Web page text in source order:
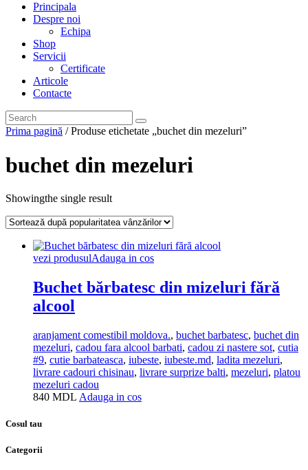
Principala
Despre noi
Echipa
Shop
Servicii
Certificate
Articole
Contacte
Prima pagină / Produse etichetate „buchet din mezeluri”
buchet din mezeluri
Showingthe single result
vezi produsulAdauga in cos
Buchet bărbatesc din mizeluri fără
alcool
aranjament comestibil moldova., buchet barbatesc, buchet din
mezeluri, cadou fara alcool barbati, cadou zi nastere sot, cutia
#9, cutie barbateasca, iubeste, iubeste.md, ladita mezeluri,
livrare cadouri chisinau, livrare surprize balti, mezeluri, platou
mezeluri cadou
840 MDL Adauga in cos
Cosul tau
Categorii